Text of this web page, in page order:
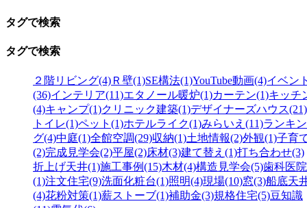
タグで検索
タグで検索
２階リビング(4) Ｒ壁(1)SE構法(1)YouTube動画(4)イベン
(36)インテリア(11)エタノール暖炉(1)カーテン(1)キッチ
(4)キャンプ(1)クリニック建築(1)デザイナーズハウス(21)
トイレ(1)ペット(1)ホテルライク(1)みらいえ(11)ランキン
グ(4)中庭(1)全館空調(29)収納(1)土地情報(2)外観(1)子育
(2)完成見学会(2)平屋(2)床材(3)建て替え(1)打ち合わせ(3)
折上げ天井(1)施工事例(15)木材(4)構造見学会(5)歯科医院
(1)注文住宅(9)洗面化粧台(1)照明(4)現場(10)窓(3)船底天
(4)花粉対策(1)薪ストーブ(1)補助金(3)規格住宅(5)豆知識